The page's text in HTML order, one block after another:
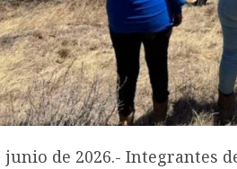
junio de 2026.- Integrantes